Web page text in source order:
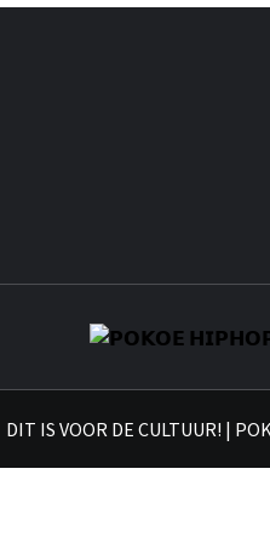
DIT IS VOOR DE CULTUUR! |